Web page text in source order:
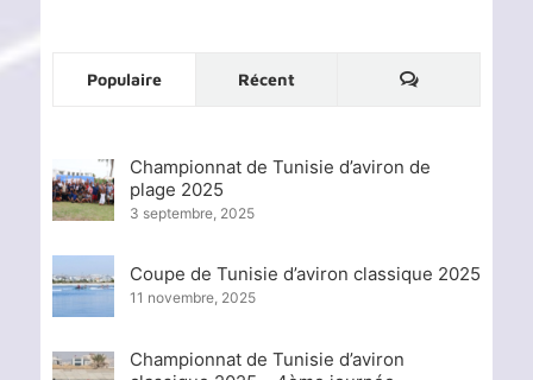
Populaire Récent
Championnat de Tunisie d’aviron de
plage 2025
3 septembre, 2025
Coupe de Tunisie d’aviron classique 2025
11 novembre, 2025
Championnat de Tunisie d’aviron